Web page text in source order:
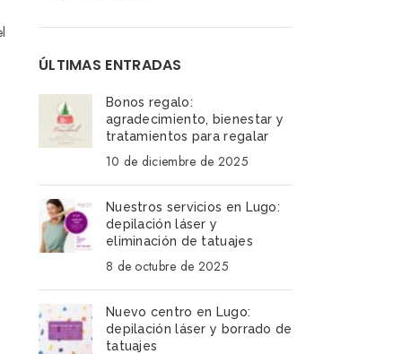
ÚLTIMAS ENTRADAS
Bonos regalo:
agradecimiento, bienestar y
tratamientos para regalar
10 de diciembre de 2025
Nuestros servicios en Lugo:
depilación láser y
eliminación de tatuajes
8 de octubre de 2025
Nuevo centro en Lugo:
depilación láser y borrado de
tatuajes